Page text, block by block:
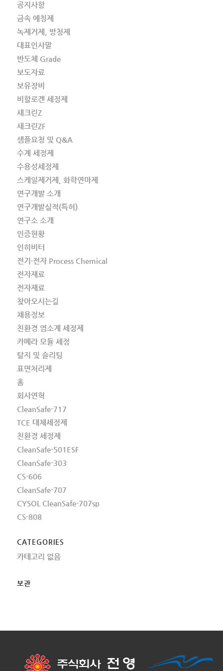
공지사항
금속 에칭제
녹제거제, 방청제
대표인사말
반도체 Grade
보도자료
보유장비
비할로겐 세정제
새크린Z
새크린ZF
샘플요청 및 Q&A
수계 세정제
수용성세정제
스케일제거제, 화학연마제
연구개발 소개
연구개발실적(특허)
연구소 소개
인증현황
인히비터
전기·전자 Process Chemical
전자재료
전자재료
찾아오시는길
채용정보
친환경 염소계 세정제
카메라 모듈 세정
탈지 및 슬리팅
표면처리제
홈
회사연혁
CleanSafe-717
TCE 대체세정제
친환경 세정제
CleanSafe-501ESF
CleanSafe-303
CS-606
CleanSafe-707
CYSOL CleanSafe-707sp
CS-808
CATEGORIES
카테고리 없음
보관